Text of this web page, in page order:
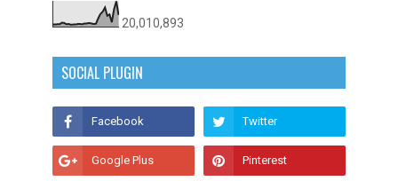
20,010,893
SOCIAL PLUGIN